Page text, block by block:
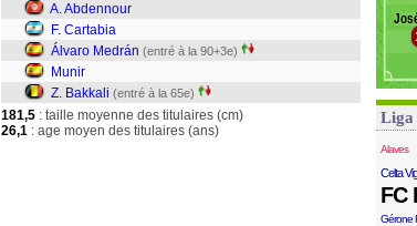
A. Abdennour
F. Cartabia
Álvaro Medrán (entré à la 90+3e)
Munir
Z. Bakkali (entré à la 65e)
181,5 : taille moyenne des titulaires (cm)
26,1 : age moyen des titulaires (ans)
Liga
Alaves
Celta
FC
Gérone